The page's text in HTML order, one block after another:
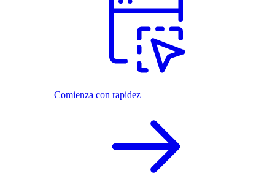
Comienza con rapidez